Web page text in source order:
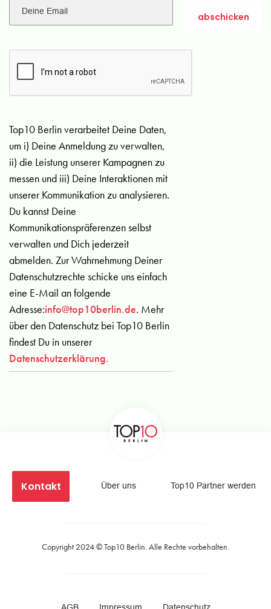
Top10 Berlin verarbeitet Deine Daten,
um i) Deine Anmeldung zu verwalten,
ii) die Leistung unserer Kampagnen zu
messen und iii) Deine Interaktionen mit
unserer Kommunikation zu analysieren.
Du kannst Deine
Kommunikationspräferenzen selbst
verwalten und Dich jederzeit
abmelden. Zur Wahrnehmung Deiner
Datenschutzrechte schicke uns einfach
eine E-Mail an folgende
Adresse:info@top10berlin.de. Mehr
über den Datenschutz bei Top10 Berlin
findest Du in unserer
Datenschutzerklärung.
Kontakt Über uns Top10 Partner werden
Copyright 2024 ©Top10 Berlin. Alle Rechte vorbehalten.